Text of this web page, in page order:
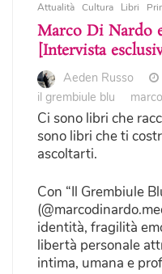
Attualità Cultura Libri
Marco Di Nardo
[Intervista
Aeden Russo
il grembiule blu
Ci sono libri che
sono libri che ti
ascoltarti.
Con “Il Grembiule
identità, fragilità
libertà personale
intima, umana e